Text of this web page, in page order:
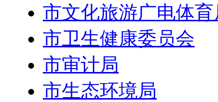
市文化旅游广电体育
市卫生健康委员会
市审计局
市生态环境局